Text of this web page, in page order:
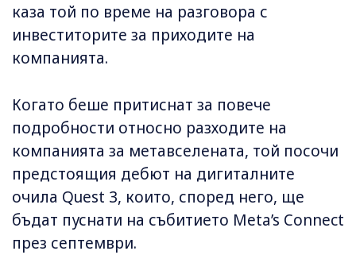
каза той по време на разговора с
инвеститорите за приходите на
компанията.
Когато беше притиснат за повече
подробности относно разходите на
компанията за метавселената, той посочи
предстоящия дебют на дигиталните
очила Quest 3, които, според него, ще
бъдат пуснати на събитието Meta’s Connect
през септември.